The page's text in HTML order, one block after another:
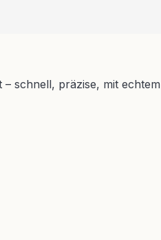
schnell, präzise, mit echtem